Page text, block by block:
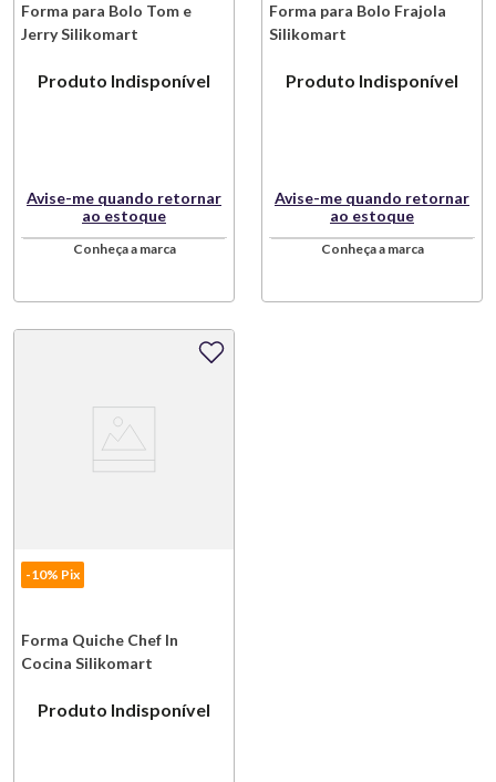
Forma para Bolo Tom e
Jerry Silikomart
Produto Indisponível
Avise-me quando retornar
ao estoque
Conheça a marca
Forma para Bolo Frajola
Silikomart
Produto Indisponível
Avise-me quando retornar
ao estoque
Conheça a marca
-10% Pix
Forma Quiche Chef In
Cocina Silikomart
Produto Indisponível